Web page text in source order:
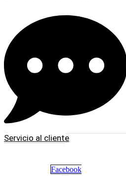
Servicio al cliente
Facebook